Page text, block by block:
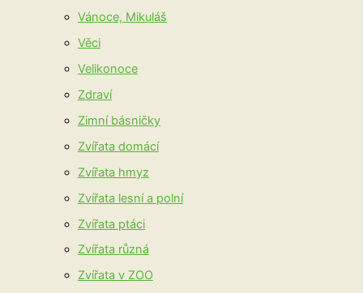
Vánoce, Mikuláš
Věci
Velikonoce
Zdraví
Zimní básničky
Zvířata domácí
Zvířata hmyz
Zvířata lesní a polní
Zvířata ptáci
Zvířata různá
Zvířata v ZOO